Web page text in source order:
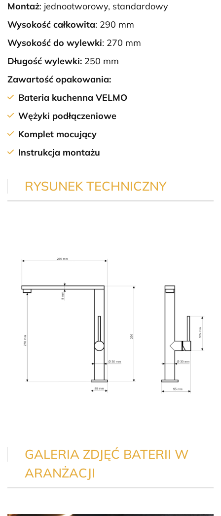
Montaż: jednootworowy, standardowy
Wysokość całkowita: 290 mm
Wysokość do wylewki: 270 mm
Długość wylewki: 250 mm
Zawartość opakowania:
Bateria kuchenna VELMO
Wężyki podłączeniowe
Komplet mocujący
Instrukcja montażu
RYSUNEK TECHNICZNY
GALERIA ZDJĘĆ BATERII W
ARANŻACJI